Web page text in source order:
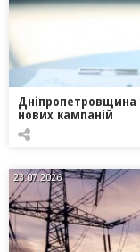
Дніпропетровщина
нових кампаній
23.07.2026